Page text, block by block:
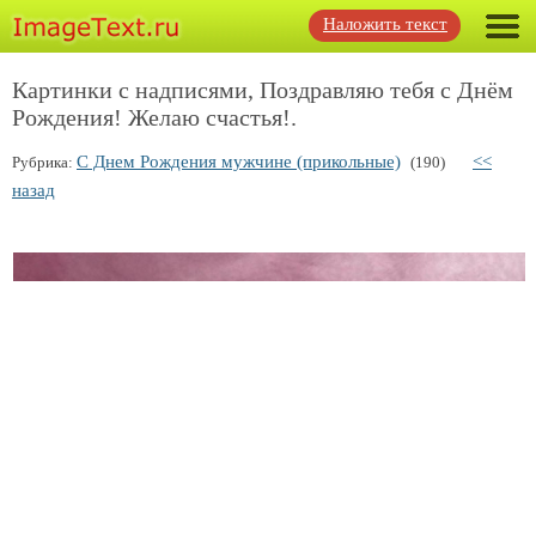
Наложить текст
Картинки с надписями, Поздравляю тебя с Днём
Рождения! Желаю счастья!.
Рубрика: С Днем Рождения мужчине (прикольные) (190)
<<
назад